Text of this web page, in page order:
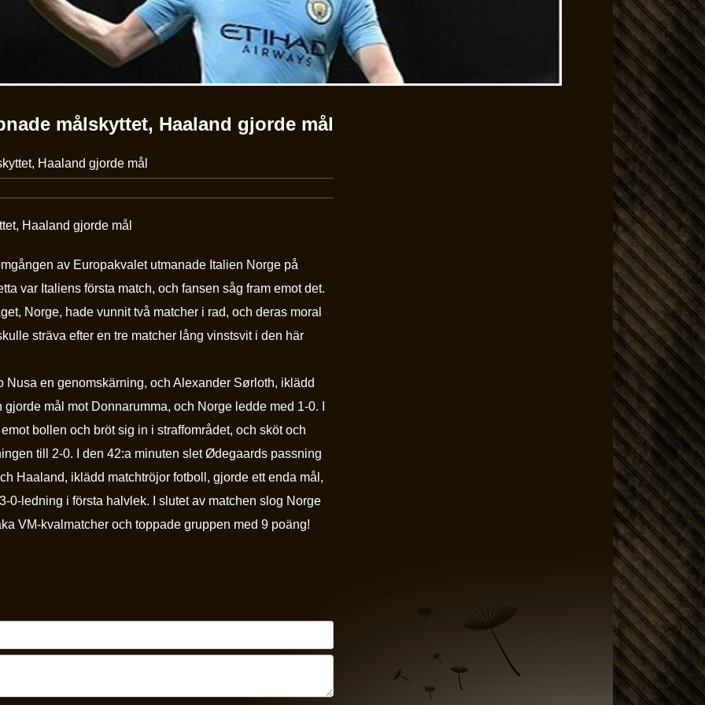
målskyttet, Haaland gjorde mål
Haaland gjorde mål
Haaland gjorde mål
av Europakvalet utmanade Italien Norge på
var Italiens första match, och fansen såg fram emot det.
Norge, hade vunnit två matcher i rad, och deras moral
sträva efter en tre matcher lång vinstsvit i den här
Nusa en genomskärning, och Alexander Sørloth, iklädd
mål mot Donnarumma, och Norge ledde med 1-0. I
bollen och bröt sig in i straffområdet, och sköt och
till 2-0. I den 42:a minuten slet Ødegaards passning
Haaland, iklädd matchtröjor fotboll, gjorde ett enda mål,
0-ledning i första halvlek. I slutet av matchen slog Norge
VM-kvalmatcher och toppade gruppen med 9 poäng!